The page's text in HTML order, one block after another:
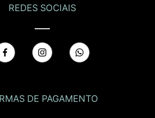
REDES SOCIAIS
DE PAGAMENTO